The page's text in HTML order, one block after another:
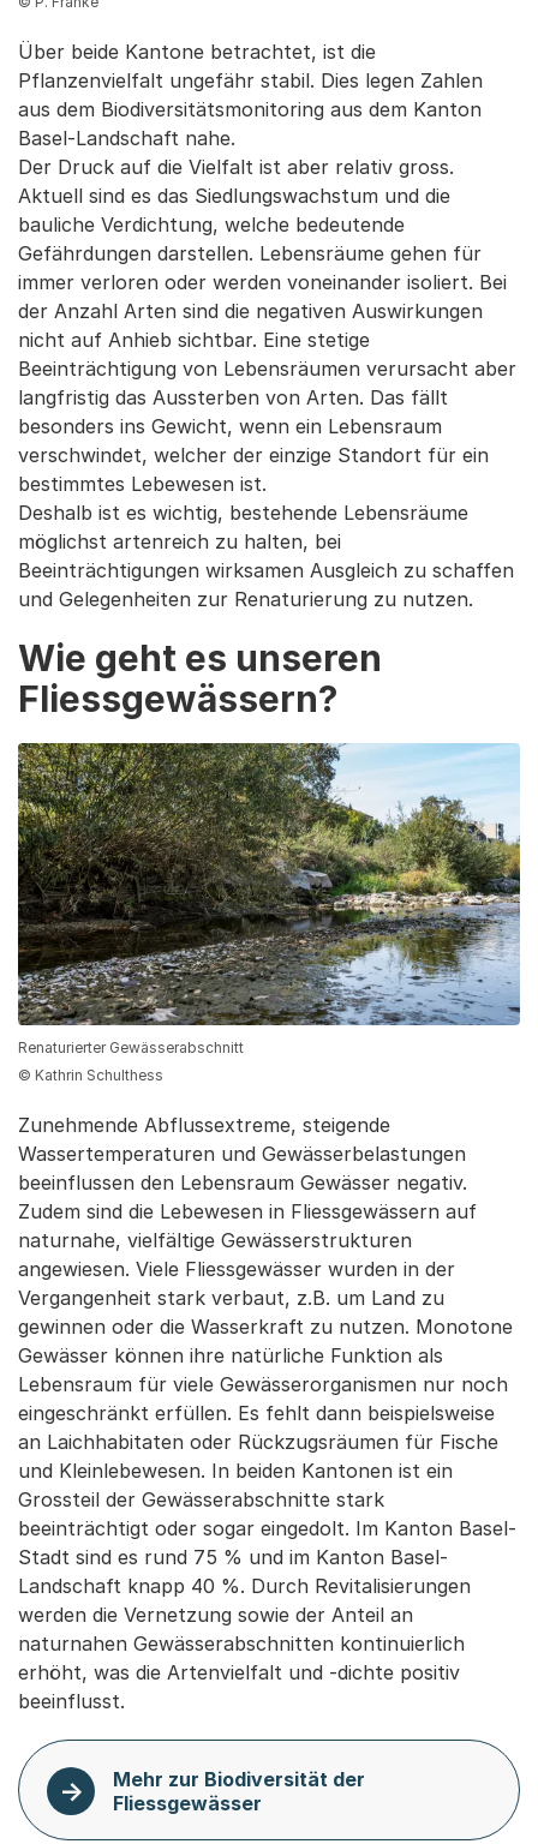
Über beide Kantone betrachtet, ist die
Pflanzenvielfalt ungefähr stabil. Dies legen Zahlen
aus dem Biodiversitätsmonitoring aus dem Kanton
Basel-Landschaft nahe.
Der Druck auf die Vielfalt ist aber relativ gross.
Aktuell sind es das Siedlungswachstum und die
bauliche Verdichtung, welche bedeutende
Gefährdungen darstellen. Lebensräume gehen für
immer verloren oder werden voneinander isoliert. Bei
der Anzahl Arten sind die negativen Auswirkungen
nicht auf Anhieb sichtbar. Eine stetige
Beeinträchtigung von Lebensräumen verursacht aber
langfristig das Aussterben von Arten. Das fällt
besonders ins Gewicht, wenn ein Lebensraum
verschwindet, welcher der einzige Standort für ein
bestimmtes Lebewesen ist.
Deshalb ist es wichtig, bestehende Lebensräume
möglichst artenreich zu halten, bei
Beeinträchtigungen wirksamen Ausgleich zu schaffen
und Gelegenheiten zur Renaturierung zu nutzen.
Wie geht es unseren
Fliessgewässern?
Renaturierter Gewässerabschnitt
© Kathrin Schulthess
Zunehmende Abflussextreme, steigende
Wassertemperaturen und Gewässerbelastungen
beeinflussen den Lebensraum Gewässer negativ.
Zudem sind die Lebewesen in Fliessgewässern auf
naturnahe, vielfältige Gewässerstrukturen
angewiesen. Viele Fliessgewässer wurden in der
Vergangenheit stark verbaut, z.B. um Land zu
gewinnen oder die Wasserkraft zu nutzen. Monotone
Gewässer können ihre natürliche Funktion als
Lebensraum für viele Gewässerorganismen nur noch
eingeschränkt erfüllen. Es fehlt dann beispielsweise
an Laichhabitaten oder Rückzugsräumen für Fische
und Kleinlebewesen. In beiden Kantonen ist ein
Grossteil der Gewässerabschnitte stark
beeinträchtigt oder sogar eingedolt. Im Kanton Basel-
Stadt sind es rund 75 % und im Kanton Basel-
Landschaft knapp 40 %. Durch Revitalisierungen
werden die Vernetzung sowie der Anteil an
naturnahen Gewässerabschnitten kontinuierlich
erhöht, was die Artenvielfalt und -dichte positiv
beeinflusst.
Mehr zur Biodiversität der
Fliessgewässer